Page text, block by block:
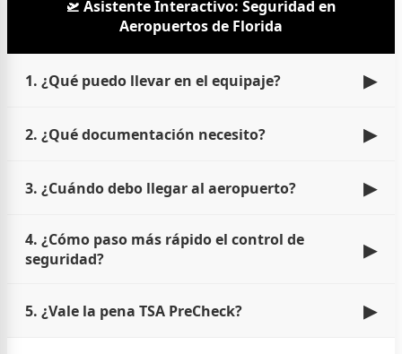
🛫 Asistente Interactivo: Seguridad en
Aeropuertos de Florida
1. ¿Qué puedo llevar en el equipaje? ▶
2. ¿Qué documentación necesito? ▶
3. ¿Cuándo debo llegar al aeropuerto? ▶
4. ¿Cómo paso más rápido el control de
seguridad?
▶
5. ¿Vale la pena TSA PreCheck? ▶